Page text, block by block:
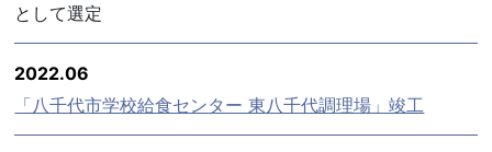
として選定
2022.06
「八千代市学校給食センター 東八千代調理場」竣工